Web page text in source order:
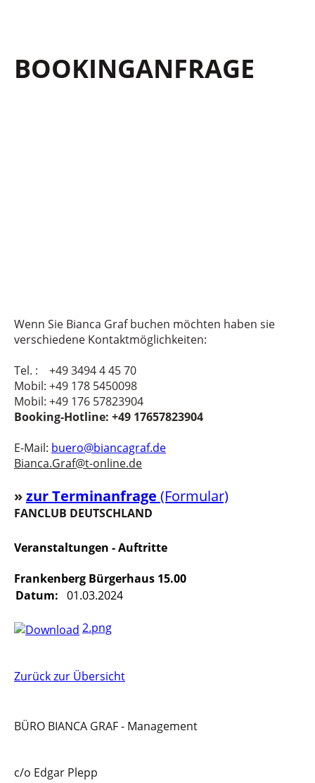
BOOKING­ANFRAGE
Wenn Sie Bianca Graf buchen möchten haben sie
verschiedene Kontaktmöglichkeiten:
Tel. : +49 3494 4 45 70
Mobil: +49 178 5450098
Mobil: +49 176 57823904
Booking-Hotline: +49 17657823904
E-Mail: buero@biancagraf.de
Bianca.Graf@t-online.de
»zur Terminanfrage (Formular)
FANCLUB DEUTSCHLAND
Veranstaltungen - Auftritte
Frankenberg Bürgerhaus 15.00
Datum: 01.03.2024
2.png
Zurück zur Übersicht
BÜRO BIANCA GRAF - Management
c/o Edgar Plepp